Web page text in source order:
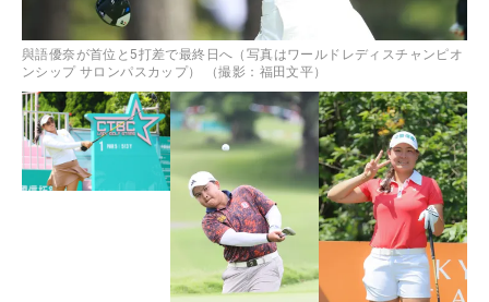
與語優奈が首位と5打差で最終日へ（写真はワールドレディスチャンピオ
ンシップ サロンパスカップ） （撮影：福田文平）